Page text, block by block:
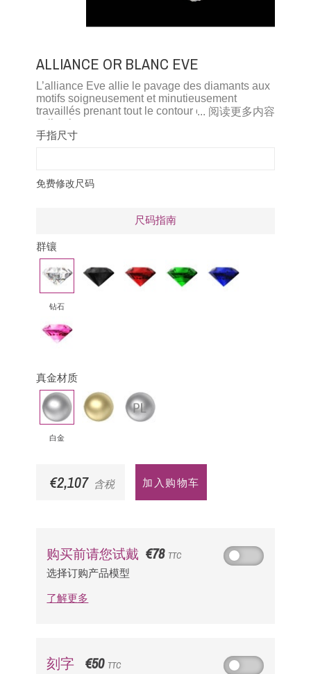
ALLIANCE OR BLANC EVE
L’alliance Eve allie le pavage des diamants aux
motifs soigneusement et minutieusement
travaillés prenant tout le contour et la forme de
celle-ci.
... 阅读更多内容
手指尺寸
免费修改尺码
尺码指南
群镶
钻
石
钻石
黑
钻
红
宝
祖
母
蓝
宝
粉
红
宝
真金材质
白
金
白金
黄
金
铂
金
€2,107 含税 加入购物车
购买前请您试戴 €78 TTC
选择订购产品模型
了解更多
刻字 €50 TTC